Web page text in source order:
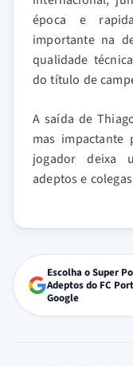
época e
importante na
qualidade
do título de
A saída de
mas impactante
jogador deixa
adeptos e
Escolha o Super
Adeptos do FC
Google